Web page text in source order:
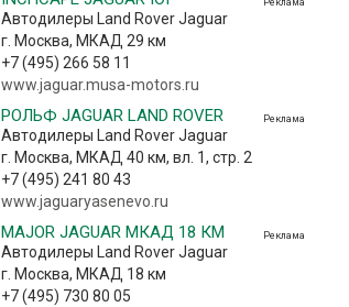
Автодилеры Land Rover Jaguar
г. Москва, МКАД 29 км
+7 (495) 266 58 11
www.jaguar.musa-motors.ru
Реклама
РОЛЬФ JAGUAR LAND ROVER
Автодилеры Land Rover Jaguar
г. Москва, МКАД 40 км, вл. 1, стр. 2
+7 (495) 241 80 43
www.jaguaryasenevo.ru
Реклама
MAJOR JAGUAR МКАД 18 КМ
Автодилеры Land Rover Jaguar
г. Москва, МКАД 18 км
+7 (495) 730 80 05